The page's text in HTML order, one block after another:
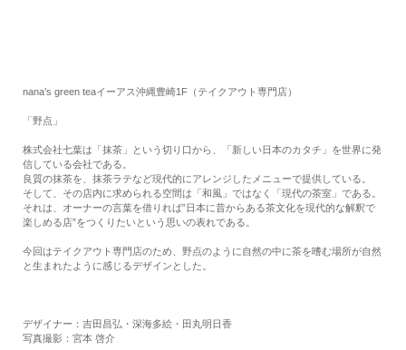
nana’s green teaイーアス沖縄豊崎1F（テイクアウト専門店）
「野点」
株式会社七葉は「抹茶」という切り口から、「新しい日本のカタチ」を世界に発
信している会社である。
良質の抹茶を、抹茶ラテなど現代的にアレンジしたメニューで提供している。
そして、その店内に求められる空間は「和風」ではなく「現代の茶室」である。
それは、オーナーの言葉を借りれば”日本に昔からある茶文化を現代的な解釈で
楽しめる店”をつくりたいという思いの表れである。
今回はテイクアウト専門店のため、野点のように自然の中に茶を嗜む場所が自然
と生まれたように感じるデザインとした。
デザイナー：吉田昌弘・深海多絵・田丸明日香
写真撮影：宮本 啓介